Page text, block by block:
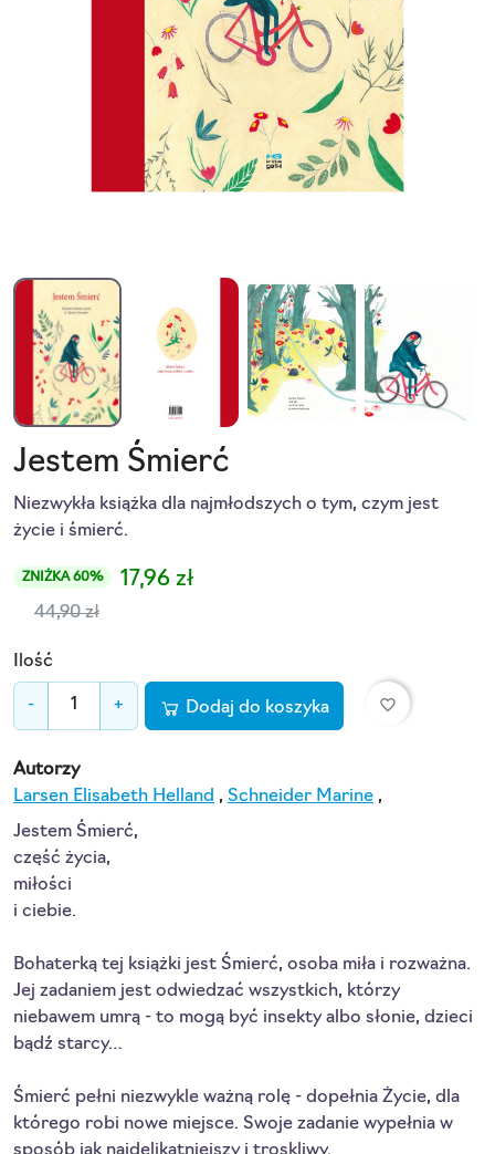
Jestem Śmierć
Niezwykła książka dla najmłodszych o tym, czym jest
życie i śmierć.
ZNIŻKA 60%
44,90 zł
17,96 zł
Ilość
- + Dodaj do koszyka favorite_border
Autorzy
Larsen Elisabeth Helland , Schneider Marine ,
Jestem Śmierć,
część życia,
miłości
i ciebie.
Bohaterką tej książki jest Śmierć, osoba miła i rozważna.
Jej zadaniem jest odwiedzać wszystkich, którzy
niebawem umrą - to mogą być insekty albo słonie, dzieci
bądź starcy…
Śmierć pełni niezwykle ważną rolę - dopełnia Życie, dla
którego robi nowe miejsce. Swoje zadanie wypełnia w